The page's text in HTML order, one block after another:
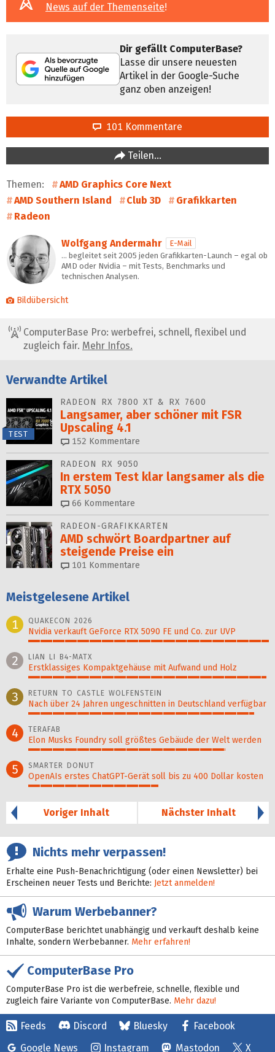
News auf der Themenseite!
Dir gefällt ComputerBase?
Lasse dir unsere neuesten
Artikel in der Google-Suche
ganz oben anzeigen!
101 Kommentare
Teilen…
Themen:
AMD Graphics Core Next
AMD Southern Island
Club 3D
Grafikkarten
Radeon
Wolfgang Andermahr
E-Mail
… begleitet seit 2005 jeden Grafikkarten-Launch – egal ob
AMD oder Nvidia – mit Tests, Benchmarks und
technischen Analysen.
Bildübersicht
ComputerBase Pro: werbefrei, schnell, flexibel und
zugleich fair. Mehr Infos.
Verwandte Artikel
TEST
RADEON RX 7800 XT & RX 7600
Langsamer, aber schöner mit FSR
Upscaling 4.1
152 Kommentare
RADEON RX 9050
In erstem Test klar langsamer als die
RTX 5050
66 Kommentare
RADEON-GRAFIKKARTEN
AMD schwört Boardpartner auf
steigende Preise ein
101 Kommentare
Meistgelesene Artikel
1
QUAKECON 2026
Nvidia verkauft GeForce RTX 5090 FE und Co. zur UVP
2 LIAN LI B4-MATX
Erstklassiges Kompaktgehäuse mit Aufwand und Holz
3 RETURN TO CASTLE WOLFENSTEIN
Nach über 24 Jahren ungeschnitten in Deutschland verfügbar
4 TERAFAB
Elon Musks Foundry soll größ­tes Gebäude der Welt werden
5 SMARTER DONUT
OpenAIs erstes ChatGPT-Gerät soll bis zu 400 Dollar kosten
Voriger Inhalt
Nächster Inhalt
Nichts mehr verpassen!
Erhalte eine Push-Benachrichtigung (oder einen Newsletter) bei
Erscheinen neuer Tests und Berichte: Jetzt anmelden!
Warum Werbebanner?
ComputerBase berichtet unabhängig und verkauft deshalb keine
Inhalte, sondern Werbebanner. Mehr erfahren!
ComputerBase Pro
ComputerBase Pro ist die werbefreie, schnelle, flexible und
zugleich faire Variante von ComputerBase. Mehr dazu!
Feeds Discord Bluesky
Facebook
Google News
Instagram Mastodon X